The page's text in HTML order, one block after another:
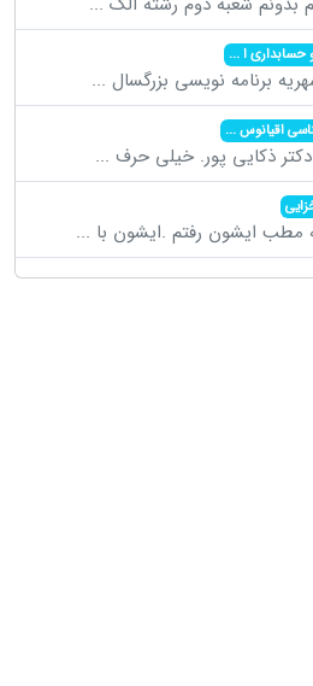
حسابداری ا...
برنامه نویسی بزرگسال ...
اقیانوس...
ذکایی پور. خیلی حرف ...
مطب ایشون رفتم .ایشون با ...